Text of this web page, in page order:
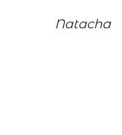
Natacha